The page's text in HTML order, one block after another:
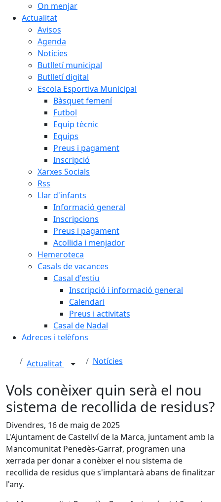
On menjar
Actualitat
Avisos
Agenda
Notícies
Butlletí municipal
Butlletí digital
Escola Esportiva Municipal
Bàsquet femení
Futbol
Equip tècnic
Equips
Preus i pagament
Inscripció
Xarxes Socials
Rss
Llar d'infants
Informació general
Inscripcions
Preus i pagament
Acollida i menjador
Hemeroteca
Casals de vacances
Casal d'estiu
Inscripció i informació general
Calendari
Preus i activitats
Casal de Nadal
Adreces i telèfons
Actualitat Notícies
Vols conèixer quin serà el nou
sistema de recollida de residus?
Divendres, 16 de maig de 2025
L'Ajuntament de Castellví de la Marca, juntament amb la
Mancomunitat Penedès-Garraf, programen una
xerrada per donar a conèixer el nou sistema de
recollida de residus que s'implantarà abans de finalitzar
l'any.